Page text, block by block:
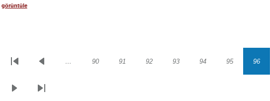
görüntüle
Sayfalama
İlk
Önceki
… Sayfa
90 Sayfa
91 Sayfa
92 Sayfa
93 Sayfa
94 Sayfa
95 Sayfa
96
Sonraki
Son